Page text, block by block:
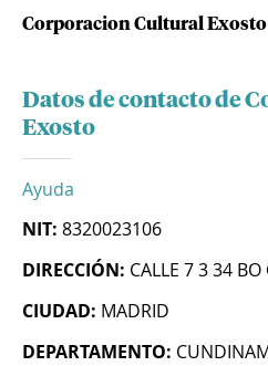
Corporacion Cultural Exosto
Datos de contacto de
Exosto
Ayuda
NIT: 8320023106
DIRECCIÓN: CALLE 7 3 34 BO
CIUDAD: MADRID
DEPARTAMENTO: